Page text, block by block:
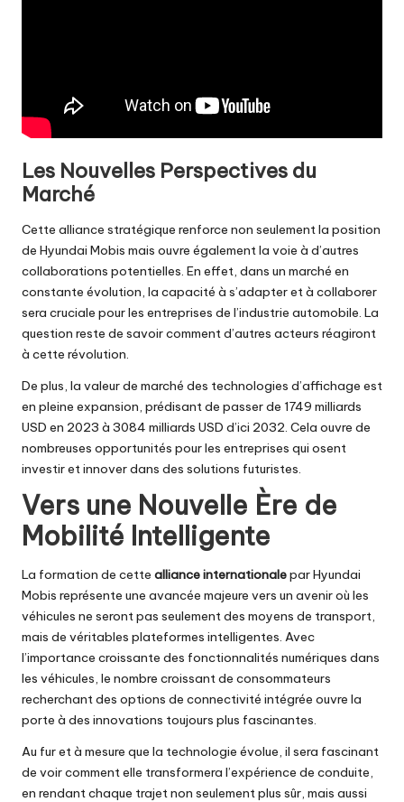
Les Nouvelles Perspectives du
Marché
Cette alliance stratégique renforce non seulement la position
de Hyundai Mobis mais ouvre également la voie à d’autres
collaborations potentielles. En effet, dans un marché en
constante évolution, la capacité à s’adapter et à collaborer
sera cruciale pour les entreprises de l’industrie automobile. La
question reste de savoir comment d’autres acteurs réagiront
à cette révolution.
De plus, la valeur de marché des technologies d’affichage est
en pleine expansion, prédisant de passer de 1749 milliards
USD en 2023 à 3084 milliards USD d’ici 2032. Cela ouvre de
nombreuses opportunités pour les entreprises qui osent
investir et innover dans des solutions futuristes.
Vers une Nouvelle Ère de
Mobilité Intelligente
La formation de cette alliance internationalepar Hyundai
Mobis représente une avancée majeure vers un avenir où les
véhicules ne seront pas seulement des moyens de transport,
mais de véritables plateformes intelligentes. Avec
l’importance croissante des fonctionnalités numériques dans
les véhicules, le nombre croissant de consommateurs
recherchant des options de connectivité intégrée ouvre la
porte à des innovations toujours plus fascinantes.
Au fur et à mesure que la technologie évolue, il sera fascinant
de voir comment elle transformera l’expérience de conduite,
en rendant chaque trajet non seulement plus sûr, mais aussi